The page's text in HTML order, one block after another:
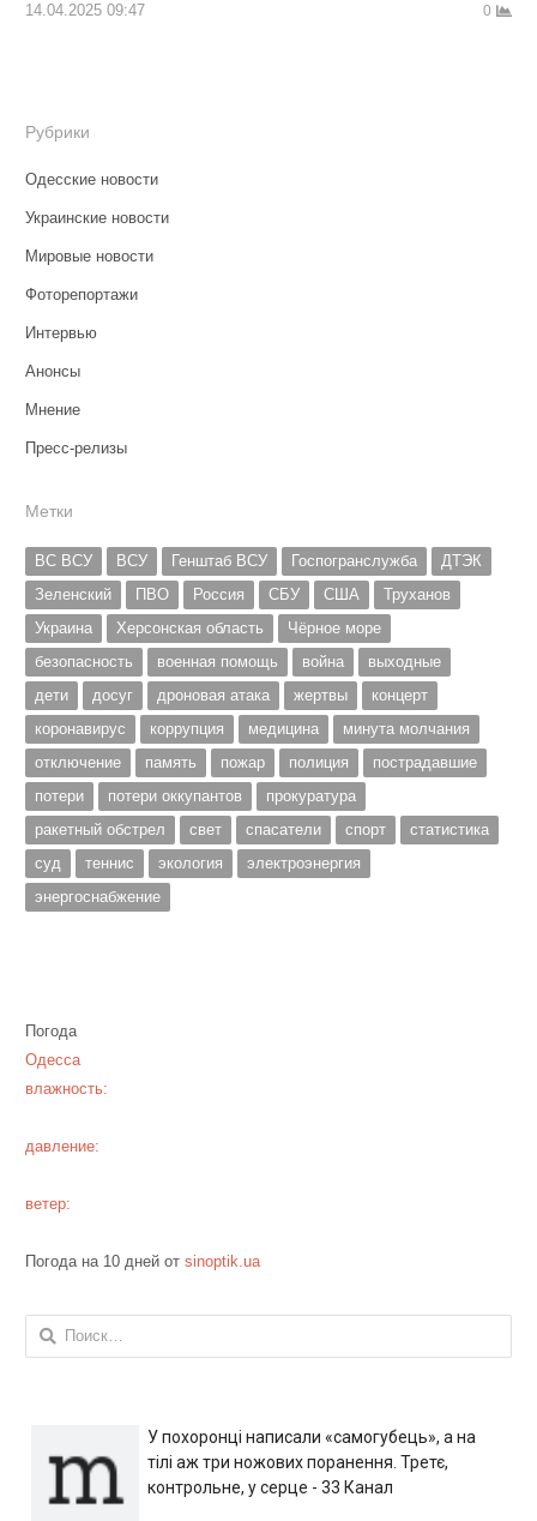
14.04.2025 09:47 0
Рубрики
Одесские новости
Украинские новости
Мировые новости
Фоторепортажи
Интервью
Анонсы
Мнение
Пресс-релизы
Метки
ВС ВСУ ВСУ Генштаб ВСУ Госпогранслужба
ДТЭК
Зеленский
ПВО Россия СБУ США
Труханов
Украина
Херсонская область
Чёрное море
безопасность
военная помощь война
выходные
дети
досуг дроновая атака жертвы
концерт
коронавирус
коррупция медицина
минута молчания
отключение
память пожар полиция
пострадавшие
потери
потери оккупантов
прокуратура
ракетный обстрел
свет спасатели спорт
статистика
суд
теннис экология
электроэнергия
энергоснабжение
Погода
Одесса
влажность:
давление:
ветер:
Погода на 10 дней от sinoptik.ua
Найти:
У похоронці написали «самогубець», а на
тілі аж три ножових поранення. Третє,
контрольне, у серце - 33 Канал